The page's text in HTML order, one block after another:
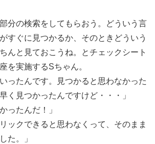
分の検索をしてもらおう。どういう言
すぐに見つかるか、そのときどういう
んと見ておこうね。とチェックシート
を実施するSちゃん。
ったんです。見つかると思わなかった
く見つかったんですけど・・・」
ったんだ！」
ックできると思わなくって、そのまま
た。」